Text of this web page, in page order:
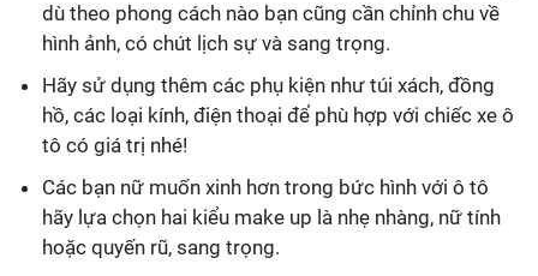
dù theo phong cách nào bạn cũng cần chỉnh chu về
hình ảnh, có chút lịch sự và sang trọng.
Hãy sử dụng thêm các phụ kiện như túi xách, đồng
hồ, các loại kính, điện thoại để phù hợp với chiếc xe ô
tô có giá trị nhé!
Các bạn nữ muốn xinh hơn trong bức hình với ô tô
hãy lựa chọn hai kiểu make up là nhẹ nhàng, nữ tính
hoặc quyến rũ, sang trọng.